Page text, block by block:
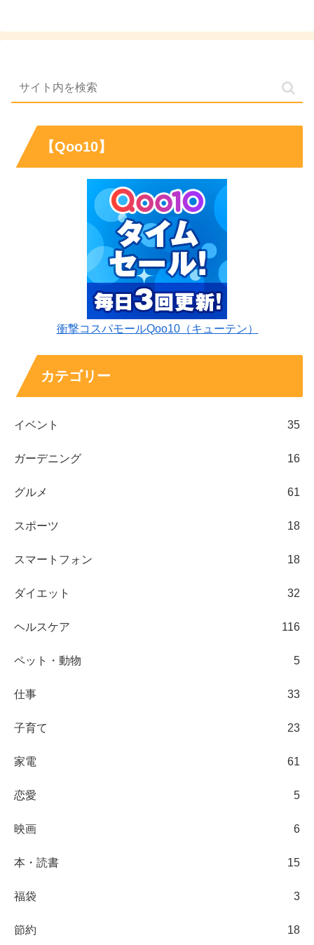
【Qoo10】
衝撃コスパモールQoo10（キューテン）
カテゴリー
イベント 35
ガーデニング 16
グルメ 61
スポーツ 18
スマートフォン 18
ダイエット 32
ヘルスケア 116
ペット・動物 5
仕事 33
子育て 23
家電 61
恋愛 5
映画 6
本・読書 15
福袋 3
節約 18